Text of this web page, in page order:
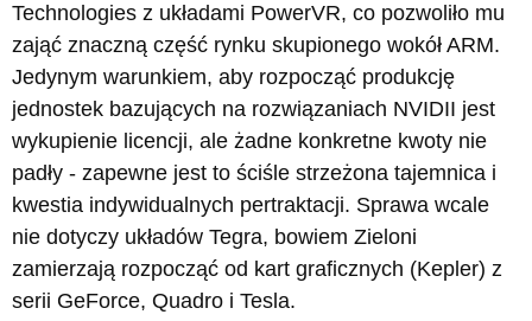
Technologies z układami PowerVR, co pozwoliło mu
zająć znaczną część rynku skupionego wokół ARM.
Jedynym warunkiem, aby rozpocząć produkcję
jednostek bazujących na rozwiązaniach NVIDII jest
wykupienie licencji, ale żadne konkretne kwoty nie
padły - zapewne jest to ściśle strzeżona tajemnica i
kwestia indywidualnych pertraktacji. Sprawa wcale
nie dotyczy układów Tegra, bowiem Zieloni
zamierzają rozpocząć od kart graficznych (Kepler) z
serii GeForce, Quadro i Tesla.